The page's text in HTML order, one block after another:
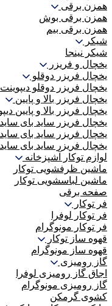
همزن برقی
همزن برقی بوش
همزن برقی بیم
شیکر
شیکر نینجا
یخچال و فریزر
یخچال فریزر دوقلو
یخچال فریزر دوقلو دیپوینت
یخچال فریزر بالا و پایین
یخچال فریزر بالا و پایین
یخچال فریزر ساید بای ساید
یخچال فریزر ساید بای
یخچال فریزر ساید بای
لوازم توکار آشپزخانه
ماشین ظرفشویی توکار
ماشین لباسشویی توکار
صفحه برقی
فر توکار
فر توکار لوفرا
فر توکار مونوگرام
قهوه ساز توکار
قهوه ساز مونوگرام
گاز رومیزی
اجاق گاز رومیزی لوفرا
گاز رومیزی مونوگرام
کشوی گرمکن